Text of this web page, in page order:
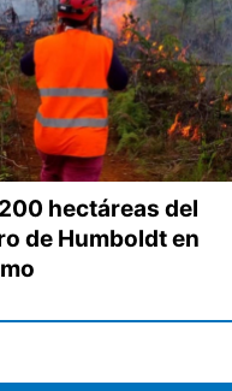
hectáreas del
de Humboldt en